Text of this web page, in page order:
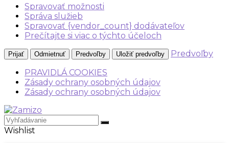
Spravovať možnosti
Správa služieb
Spravovať {vendor_count} dodávateľov
Prečítajte si viac o týchto účeloch
Prijať Odmietnuť Predvoľby Uložiť predvoľby
Predvoľby
PRAVIDLÁ COOKIES
Zásady ochrany osobných údajov
Zásady ochrany osobných údajov
Wishlist